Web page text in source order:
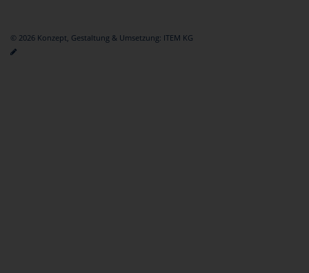
© 2026 Konzept, Gestaltung & Umsetzung: ITEM KG